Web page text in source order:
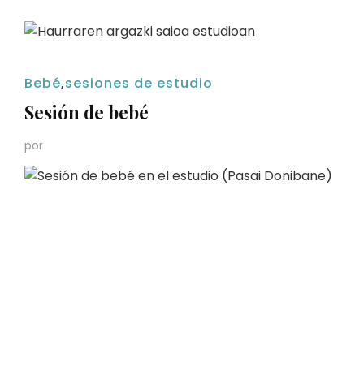
Bebé,sesiones de estudio
Sesión de bebé
por